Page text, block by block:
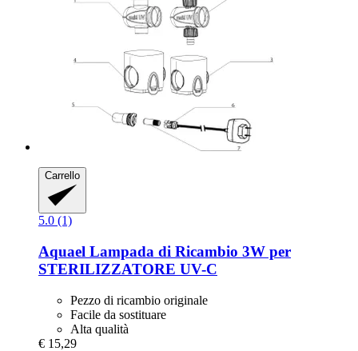
Carrello
5.0 (1)
Aquael Lampada di Ricambio 3W per
STERILIZZATORE UV-​C
Pezzo di ricambio originale
Facile da sostituare
Alta qualità
€ 15,29